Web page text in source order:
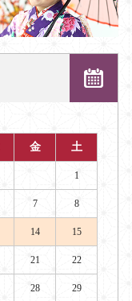
金 土
1
7 8
14 15
21 22
28 29